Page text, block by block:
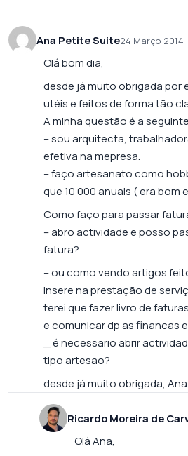
Ana Petite Suite24 Março 2014
Olá bom dia,
desde já muito obrigada
utéis e feitos de forma tão
A minha questão é a
– sou arquitecta,
efetiva na mepresa.
– faço artesanato como
que 10 000 anuais ( era bom
Como faço para passar
– abro actividade e posso
fatura?
– ou como vendo artigos
insere na prestação de
terei que fazer livro de
e comunicar dp as financas
_ é necessario abrir
tipo artesao?
desde já muito obrigada, Ana
Ricardo Moreira de
Olá Ana,